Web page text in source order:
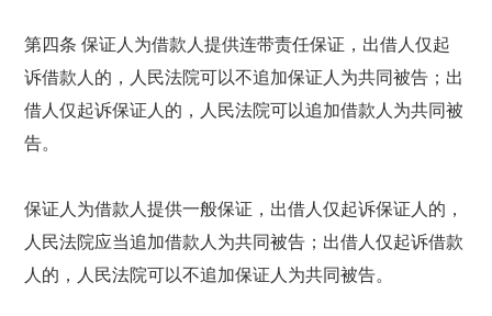
第四条 保证人为借款人提供连带责任保证，出借人仅起
诉借款人的，人民法院可以不追加保证人为共同被告；出
借人仅起诉保证人的，人民法院可以追加借款人为共同被
告。
保证人为借款人提供一般保证，出借人仅起诉保证人的，
人民法院应当追加借款人为共同被告；出借人仅起诉借款
人的，人民法院可以不追加保证人为共同被告。